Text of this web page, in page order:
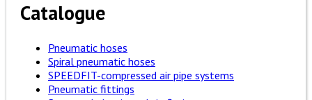
Catalogue
Pneumatic hoses
Spiral pneumatic hoses
SPEEDFIT-compressed air pipe systems
Pneumatic fittings